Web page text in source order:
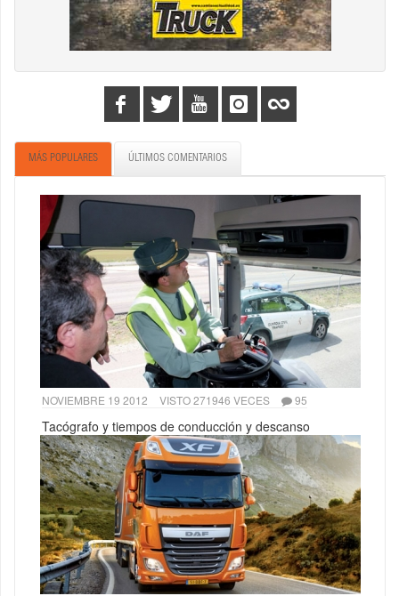
MÁS POPULARES ÚLTIMOS COMENTARIOS
NOVIEMBRE 19 2012 VISTO 271946 VECES 95
Tacógrafo y tiempos de conducción y descanso